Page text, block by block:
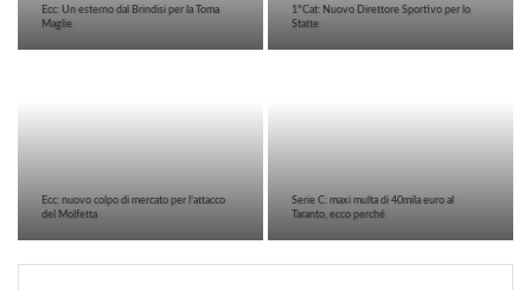
Ecc: Un esterno dal Brindisi per la Toma
Maglie
1°Cat: Nuovo Direttore Sportivo per lo
Statte
Ecc: nuovo colpo di mercato per l’attacco
del Molfetta
Serie C: maxi multa di 40mila euro al
Taranto, ecco perché